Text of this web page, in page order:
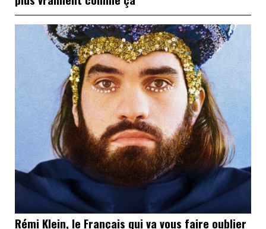
Rémi Klein, le Français qui va vous faire oublier